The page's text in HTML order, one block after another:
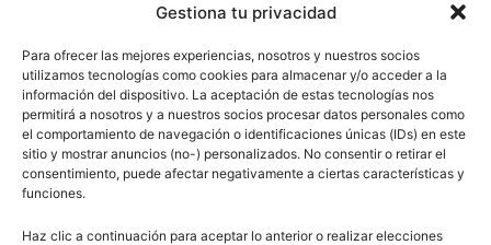
Gestiona tu privacidad
Para ofrecer las mejores experiencias, nosotros y nuestros socios
utilizamos tecnologías como cookies para almacenar y/o acceder a la
información del dispositivo. La aceptación de estas tecnologías nos
permitirá a nosotros y a nuestros socios procesar datos personales como
el comportamiento de navegación o identificaciones únicas (IDs) en este
sitio y mostrar anuncios (no-) personalizados. No consentir o retirar el
consentimiento, puede afectar negativamente a ciertas características y
funciones.
Haz clic a continuación para aceptar lo anterior o realizar elecciones
Ciencias
2072
Filosofía
Historia
1597
Lengua
211
Varios
1185